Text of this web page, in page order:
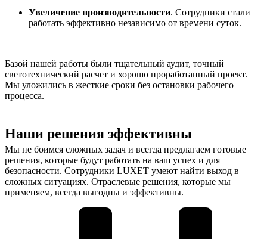
Увеличение производительности. Сотрудники стали
работать эффективно независимо от времени суток.
Базой нашей работы были тщательный аудит, точный
светотехнический расчет и хорошо проработанный проект.
Мы уложились в жесткие сроки без остановки рабочего
процесса.
Наши решения эффективны
Мы не боимся сложных задач и всегда предлагаем готовые
решения, которые будут работать на ваш успех и для
безопасности. Сотрудники LUXET умеют найти выход в
сложных ситуациях. Отраслевые решения, которые мы
применяем, всегда выгодны и эффективны.